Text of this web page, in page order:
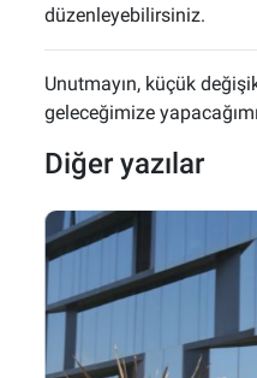
düzenleyebilirsiniz.
Unutmayın, küçük
geleceğimize
Diğer yazılar